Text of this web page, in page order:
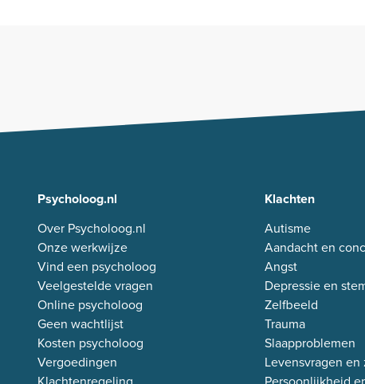
Psycholoog.nl
Over Psycholoog.nl
Onze werkwijze
Vind een psycholoog
Veelgestelde vragen
Online psycholoog
Geen wachtlijst
Kosten psycholoog
Vergoedingen
Klachten
Autisme
Aandacht en
Angst
Depressie en
Zelfbeeld
Trauma
Slaapproblemen
Levensvragen